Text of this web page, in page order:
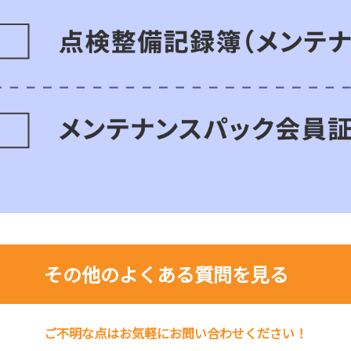
その他のよくある質問を見る
ご不明な点はお気軽にお問い合わせください！